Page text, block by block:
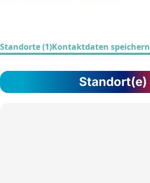
Standorte (1)Kontaktdaten speichern
Standort(e)